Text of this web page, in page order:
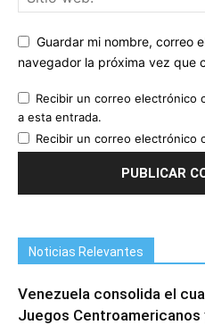
Guardar mi nombre, correo
navegador la próxima vez que
Recibir un correo electrónico
a esta entrada.
Recibir un correo electrónico
Noticias Relevantes
Venezuela consolida el
Juegos Centroamericanos